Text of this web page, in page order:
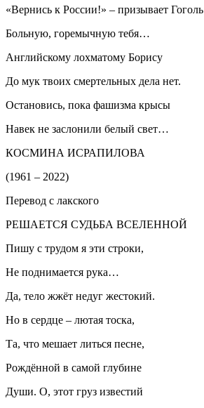
«Вернись к России!» – призывает Гоголь
Больную, горемычную тебя…
Английскому лохматому Борису
До мук твоих смертельных дела нет.
Остановись, пока фашизма крысы
Навек не заслонили белый свет…
КОСМИНА ИСРАПИЛОВА
(1961 – 2022)
Перевод с лакского
РЕШАЕТСЯ СУДЬБА ВСЕЛЕННОЙ
Пишу с трудом я эти строки,
Не поднимается рука…
Да, тело жжёт недуг жестокий.
Но в сердце – лютая тоска,
Та, что мешает литься песне,
Рождённой в самой глубине
Души. О, этот груз известий